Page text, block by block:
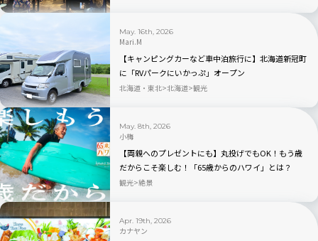
May. 16th, 2026
Mari.M
【キャンピングカーなど車中泊旅行に】北海道新冠町
に「RVパークにいかっぷ」オープン
北海道・東北 北海道 観光
May. 8th, 2026
小梅
【両親へのプレゼントにも】丸投げでもOK！もう歳
だからこそ楽しむ！「65歳からのハワイ」とは？
観光 絶景
Apr. 19th, 2026
カナヤン